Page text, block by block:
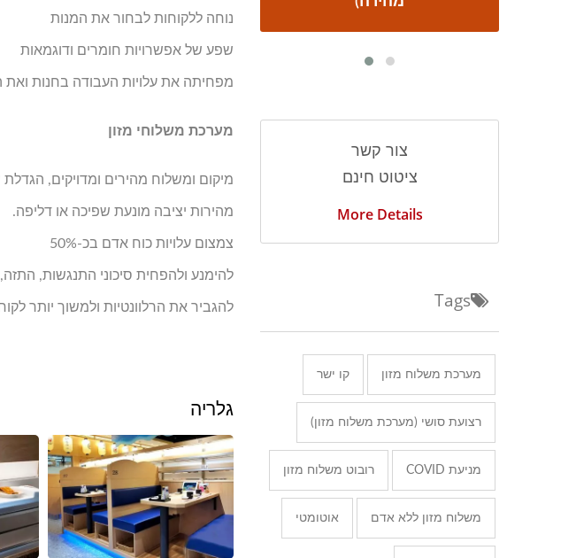
נוחה ללקוחות לבחור את המנות
שפע של אפשרויות חומרים ודוגמאות
מפחיתה את עלויות העבודה בחנות ואת
מערכת משלוחי מזון
מיקום ומשלוח מהירים ומדויקים,
מהירות יציבה מונעת שפיכה או דליפה.
צמצום עלויות כוח אדם בכ-50%
להימנע ולהפחית סיכוני התנגשות, התזה,
להגביר את הרלוונטיות ולמשוך יותר
גלריה
צור קשר
ציטוט חינם
More Details
Tags
מערכת משלוח מזון קו ישר
רצועת סושי (מערכת משלוח מזון)
מניעת COVID רובוט משלוח מזון
משלוח מזון ללא אדם אוטומטי